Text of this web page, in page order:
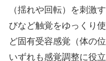
（揺れや回転）を刺激
びなど触覚をゆっくり
ど固有受容感覚（体の
いずれも感覚調整に役